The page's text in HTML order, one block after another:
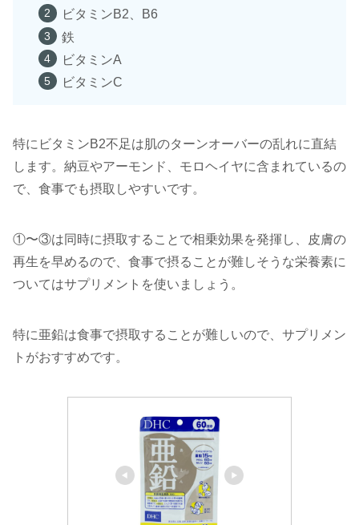
ビタミンB2、B6
鉄
ビタミンA
ビタミンC
特にビタミンB2不足は肌のターンオーバーの乱れに直結
します。納豆やアーモンド、モロヘイヤに含まれているの
で、食事でも摂取しやすいです。
①〜③は同時に摂取することで相乗効果を発揮し、皮膚の
再生を早めるので、食事で摂ることが難しそうな栄養素に
ついてはサプリメントを使いましょう。
特に亜鉛は食事で摂取することが難しいので、サプリメン
トがおすすめです。